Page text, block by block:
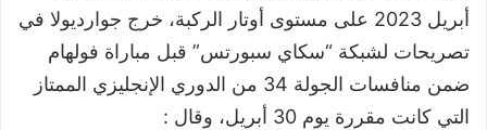
أبريل 2023 على مستوى أوتار الركبة، خرج جوارديولا في
تصريحات لشبكة “سكاي سبورتس” قبل مباراة فولهام
ضمن منافسات الجولة 34 من الدوري الإنجليزي الممتاز
التي كانت مقررة يوم 30 أبريل، وقال :